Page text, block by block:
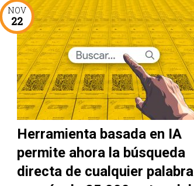
NOV
22
Herramienta basada en IA
permite ahora la búsqueda
directa de cualquier palabra